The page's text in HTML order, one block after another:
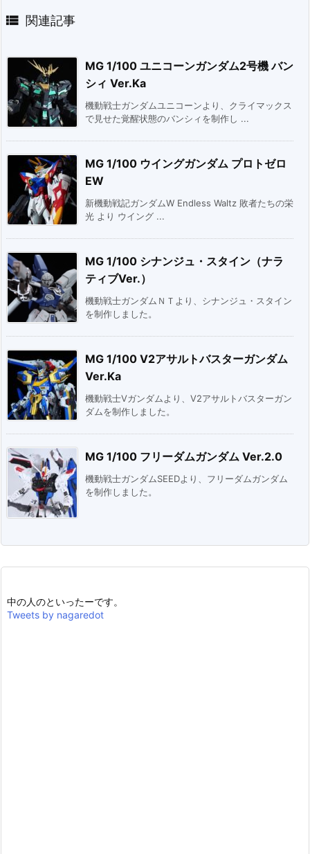
 関連記事
MG 1/100 ユニコーンガンダム2号機 バン
シィ Ver.Ka
機動戦士ガンダムユニコーンより、クライマックス
で見せた覚醒状態のバンシィを制作し ...
MG 1/100 ウイングガンダム プロトゼロ
EW
新機動戦記ガンダムW Endless Waltz 敗者たちの栄
光 より ウイング ...
MG 1/100 シナンジュ・スタイン（ナラ
ティブVer.）
機動戦士ガンダムＮＴより、シナンジュ・スタイン
を制作しました。
MG 1/100 V2アサルトバスターガンダム
Ver.Ka
機動戦士Vガンダムより、V2アサルトバスターガン
ダムを制作しました。
MG 1/100 フリーダムガンダム Ver.2.0
機動戦士ガンダムSEEDより、フリーダムガンダム
を制作しました。
中の人のといったーです。
Tweets by nagaredot